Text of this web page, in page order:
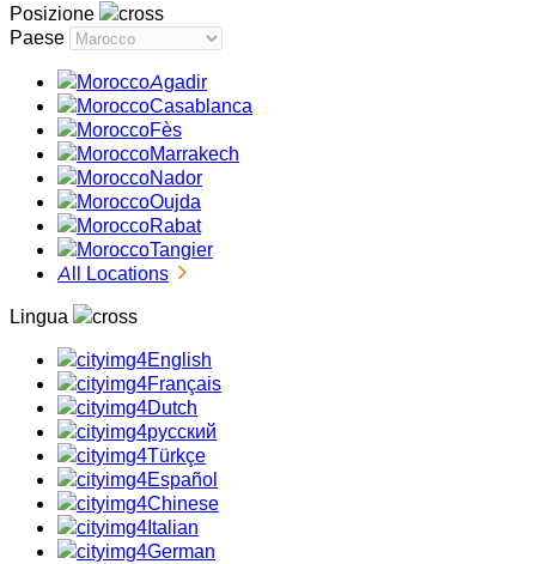
Posizione
Paese
Agadir
Casablanca
Fès
Marrakech
Nador
Oujda
Rabat
Tangier
All Locations
Lingua
English
Français
Dutch
русский
Türkçe
Español
Chinese
Italian
German